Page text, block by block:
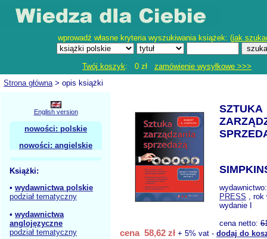
wprowadź własne kryteria wyszukiwania książek: (jak
Twój koszyk: 0 zł zamówienie wysyłkowe >>>
Strona główna> opis książki
English version
nowości: polskie
nowości: angielskie
Książki:
• wydawnictwa polskie
podział tematyczny
• wydawnictwa
anglojęzyczne
podział tematyczny
SZTUKA
PRESS , rok
wydanie I
cena netto:
cena 58,62 zł + 5% vat - dodaj do